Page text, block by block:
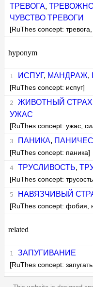
ТРЕВОГА,
ЧУВСТВО ТРЕВОГИ
[RuThes concept:
hyponym
ИСПУГ, МАНДРАЖ,
[RuThes concept: испуг]
ЖИВОТНЫЙ СТРАХ
УЖАС
[RuThes concept: ужас,
ПАНИКА,
[RuThes concept: паника]
ТРУСЛИВОСТЬ,
[RuThes concept:
НАВЯЗЧИВЫЙ
[RuThes concept: фобия,
related
ЗАПУГИВАНИЕ
[RuThes concept: